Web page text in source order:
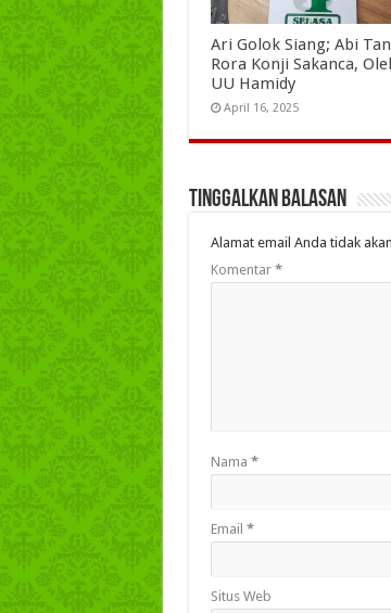
Ari Golok Siang; Abi
Rora Konji Sakanca,
UU Hamidy
April 16, 2025
Tinggalkan Balasan
Alamat email Anda tidak
Komentar *
Nama *
Email *
Situs Web